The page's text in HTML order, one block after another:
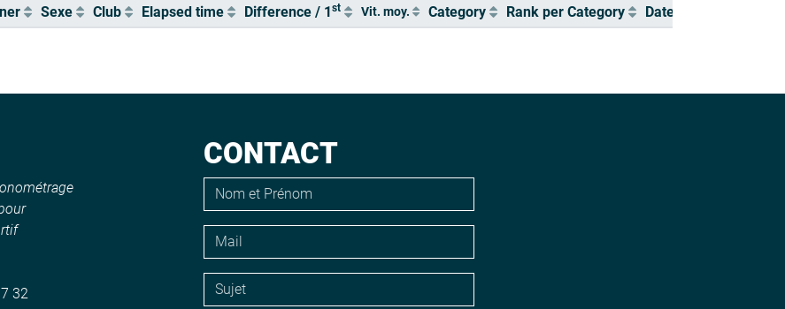
Sexe Club Elapsed time Difference / 1st Vit. moy. Category Rank per Category Date / Hour
32
CONTACT